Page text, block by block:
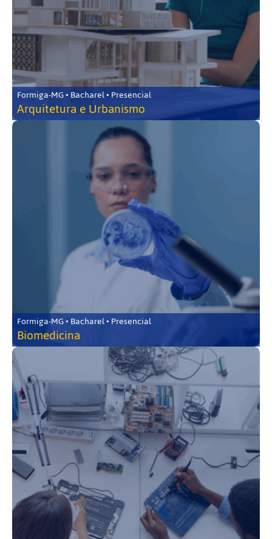
Formiga-MG • Bacharel • Presencial
Arquitetura e Urbanismo
Formiga-MG • Bacharel • Presencial
Biomedicina